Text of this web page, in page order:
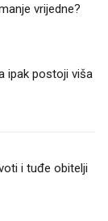
vrijedne?
ipak postoji viša
i tuđe obitelji